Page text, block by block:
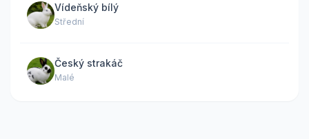
Vídeňský bílý
Střední
Český strakáč
Malé